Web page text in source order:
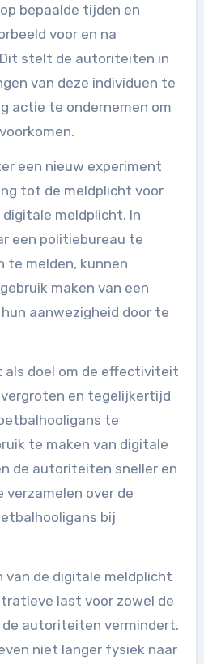
bepaalde tijden en
voor en na
stelt de autoriteiten in
van deze individuen te
actie te ondernemen om
een nieuw experiment
tot de meldplicht voor
meldplicht. In
een politiebureau te
te melden, kunnen
maken van een
aanwezigheid door te
doel om de effectiviteit
en tegelijkertijd
te
te maken van digitale
de autoriteiten sneller en
over de
bij
van de digitale meldplicht
last voor zowel de
autoriteiten vermindert.
niet langer fysiek naar